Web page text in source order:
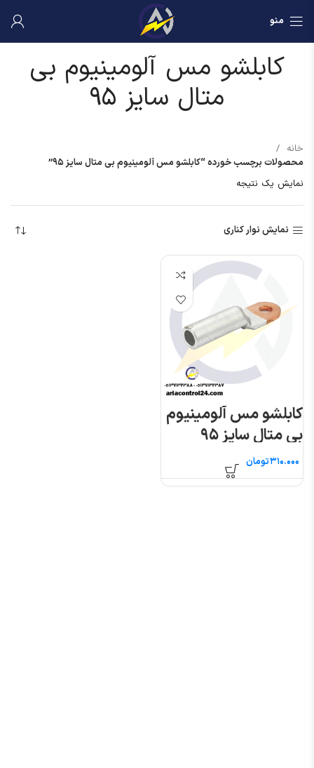
منو
کابلشو مس آلومینیوم بی
متال سایز ۹۵
خانه
محصولات برچسب خورده “کابلشو مس آلومینیوم بی متال سایز ۹۵”
نمایش یک نتیجه
نمایش نوار کناری
کابلشو مس آلومینیوم
بی متال سایز ۹۵
تومان